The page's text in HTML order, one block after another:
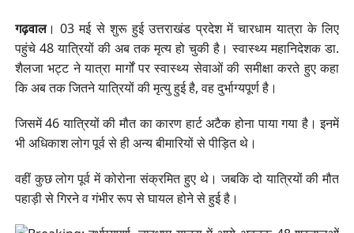
गढ़वाल। 03 मई से शुरू हुई उत्तराखंड प्रदेश में चारधाम यात्रा के लिए
पहुंचे 48 यात्रियों की अब तक मृत्य हो चुकी है। स्वास्थ्य महानिदेशक डा.
शैलजा भट्ट ने यात्रा मार्गों पर स्वास्थ्य सेवाओं की समीक्षा करते हुए कहा
कि अब तक जितने यात्रियों की मृत्यु हुई है, वह दुर्भाग्यपूर्ण है।
जिसमें 46 यात्रियों की मौत का कारण हार्ट अटैक होना पाया गया है। इनमें
भी अधिकाश लोग पूर्व से ही अन्य बीमारियों से पीड़ित थे।
वहीं कुछ लोग पूर्व में कोरोना संक्रमित हुए थे। जबकि दो यात्रियों की मौत
पहाड़ी से गिरने व गंभीर रूप से घायल होने से हुई है।